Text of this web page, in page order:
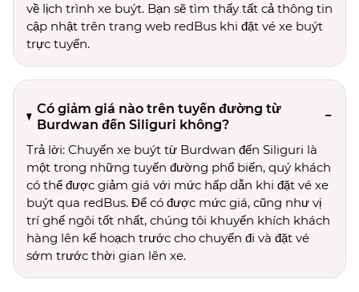
về lịch trình xe buýt. Bạn sẽ tìm thấy tất cả thông tin
cập nhật trên trang web redBus khi đặt vé xe buýt
trực tuyến.
Có giảm giá nào trên tuyến đường từ
Burdwan đến Siliguri không?
Trả lời: Chuyến xe buýt từ Burdwan đến Siliguri là
một trong những tuyến đường phổ biến, quý khách
có thể được giảm giá với mức hấp dẫn khi đặt vé xe
buýt qua redBus. Để có được mức giá, cũng như vị
trí ghế ngôi tốt nhất, chúng tôi khuyến khích khách
hàng lên kế hoạch trước cho chuyến đi và đặt vé
sớm trước thời gian lên xe.